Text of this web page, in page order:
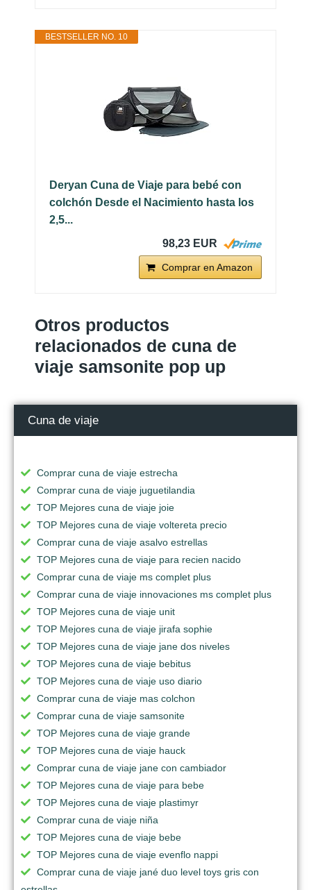
BESTSELLER NO. 10
Deryan Cuna de Viaje para bebé con
colchón Desde el Nacimiento hasta los
2,5...
98,23 EUR
Comprar en Amazon
Otros productos
relacionados de cuna de
viaje samsonite pop up
Cuna de viaje
Comprar cuna de viaje estrecha
Comprar cuna de viaje juguetilandia
TOP Mejores cuna de viaje joie
TOP Mejores cuna de viaje voltereta precio
Comprar cuna de viaje asalvo estrellas
TOP Mejores cuna de viaje para recien nacido
Comprar cuna de viaje ms complet plus
Comprar cuna de viaje innovaciones ms complet plus
TOP Mejores cuna de viaje unit
TOP Mejores cuna de viaje jirafa sophie
TOP Mejores cuna de viaje jane dos niveles
TOP Mejores cuna de viaje bebitus
TOP Mejores cuna de viaje uso diario
Comprar cuna de viaje mas colchon
Comprar cuna de viaje samsonite
TOP Mejores cuna de viaje grande
TOP Mejores cuna de viaje hauck
Comprar cuna de viaje jane con cambiador
TOP Mejores cuna de viaje para bebe
TOP Mejores cuna de viaje plastimyr
Comprar cuna de viaje niña
TOP Mejores cuna de viaje bebe
TOP Mejores cuna de viaje evenflo nappi
Comprar cuna de viaje jané duo level toys gris con